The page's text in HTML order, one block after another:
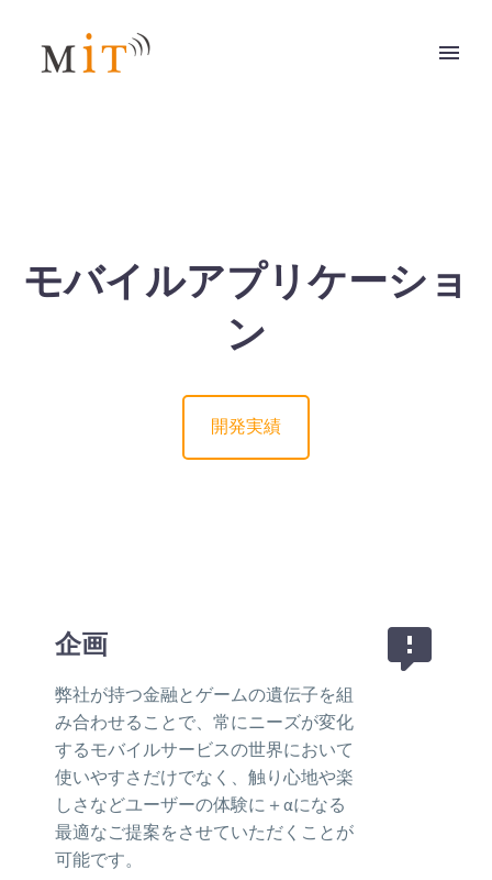
モバイルアプリケーショ
ン
開発実績
企画
弊社が持つ金融とゲームの遺伝子を組
み合わせることで、常にニーズが変化
するモバイルサービスの世界において
使いやすさだけでなく、触り心地や楽
しさなどユーザーの体験に＋αになる
最適なご提案をさせていただくことが
可能です。

